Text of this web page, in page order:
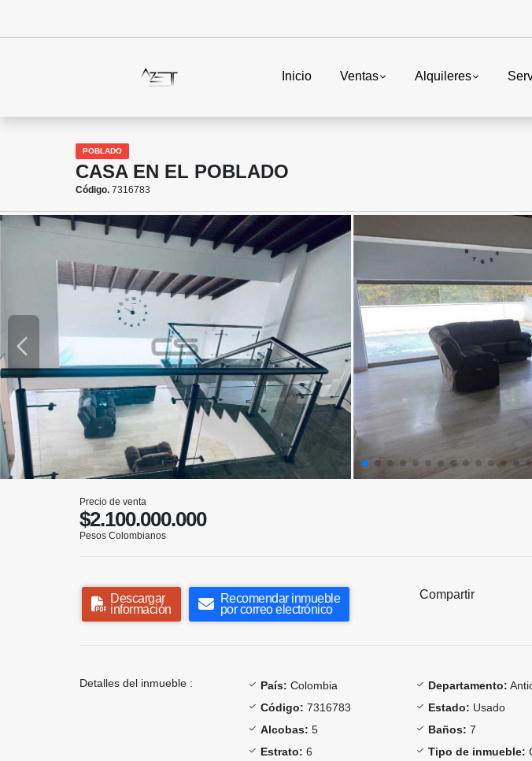
Inicio Ventas Alquileres
POBLADO
CASA EN EL POBLADO
Código. 7316783
Precio de venta
$2.100.000.000
Pesos Colombianos
Descargar
información
Recomendar inmueble
por correo electrónico
Compartir
Detalles del inmueble : País: Colombia Departamento:
Código: 7316783 Estado: Usado
Alcobas: 5 Baños: 7
Estrato: 6 Tipo de inmueble: